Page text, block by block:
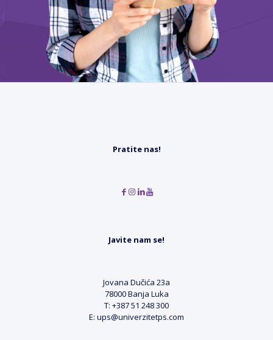
Pratite nas!
Javite nam se!
Jovana Dučića 23a
78000 Banja Luka
T: +387 51 248 300
E: ups@univerzitetps.com